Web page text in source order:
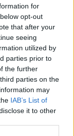
for
opt-out
that after your
seeing
utilized by
parties prior to
the further
parties on the
may
IAB’s List of
it to other
a